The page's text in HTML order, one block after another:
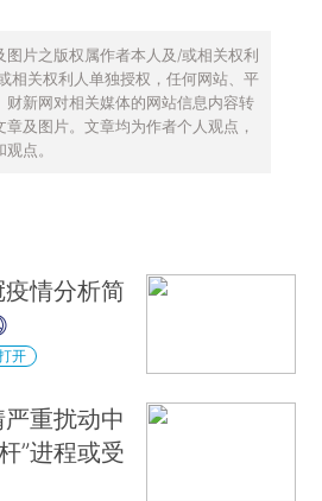
图片之版权属作者本人及/或相关权利
相关权利人单独授权，任何网站、平
财新网对相关媒体的网站信息内容转
及图片。文章均为作者个人观点，
点。
疫情分析简
开
重扰动中
”进程或受